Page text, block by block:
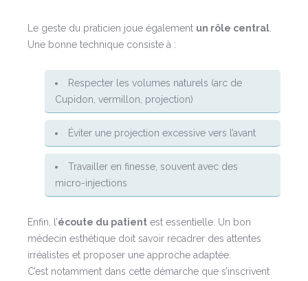
Le geste du praticien joue également un rôle central
Une bonne technique consiste à :
Respecter les volumes naturels (arc de
Cupidon, vermillon, projection)
Éviter une projection excessive vers l’avant
Travailler en finesse, souvent avec des
micro-injections
Enfin, l’écoute du patient est essentielle. Un bon
médecin esthétique doit savoir recadrer des attentes
irréalistes et proposer une approche adaptée.
C’est notamment dans cette démarche que s’inscrivent